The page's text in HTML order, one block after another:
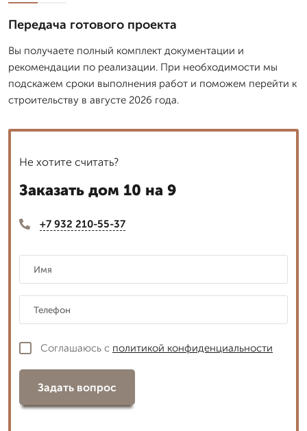
Передача готового проекта
Вы получаете полный комплект документации и
рекомендации по реализации. При необходимости мы
подскажем сроки выполнения работ и поможем перейти к
строительству в августе 2026 года.
Не хотите считать?
Заказать дом 10 на 9
+7 932 210-55-37
Соглашаюсь с политикой конфиденциальности
Задать вопрос